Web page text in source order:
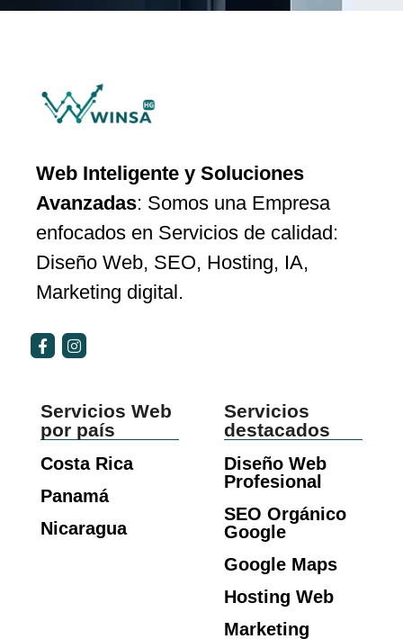
Web Inteligente y Soluciones
Avanzadas: Somos una Empresa
enfocados en Servicios de calidad:
Diseño Web, SEO, Hosting, IA,
Marketing digital.
Servicios Web
por país
Costa Rica
Panamá
Nicaragua
Servicios
destacados
Diseño Web
Profesional
SEO Orgánico
Google
Google Maps
Hosting Web
Marketing